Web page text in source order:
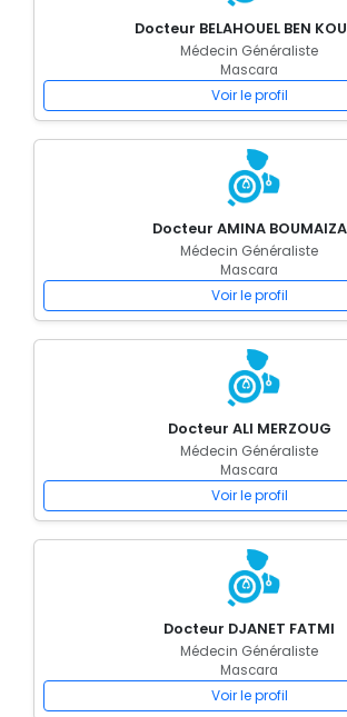
Docteur BELAHOUEL BEN
Médecin Généraliste
Mascara
Voir le profil
Docteur AMINA BOUMAIZA
Médecin Généraliste
Mascara
Voir le profil
Docteur ALI MERZOUG
Médecin Généraliste
Mascara
Voir le profil
Docteur DJANET FATMI
Médecin Généraliste
Mascara
Voir le profil